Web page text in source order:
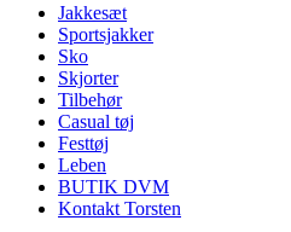
Jakkesæt
Sportsjakker
Sko
Skjorter
Tilbehør
Casual tøj
Festtøj
Leben
BUTIK DVM
Kontakt Torsten